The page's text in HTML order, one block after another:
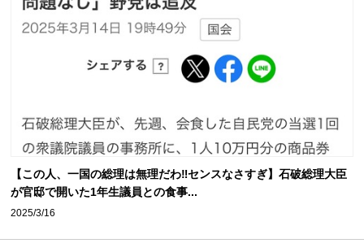
【この人、一国の総理は無理だわ‼️センスなさすぎ】石破総理大臣
が官邸で開いた1年生議員との食事...
2025/3/16